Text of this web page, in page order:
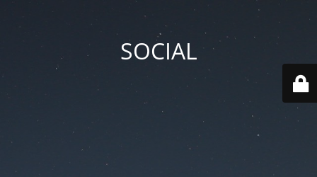
SOCIAL